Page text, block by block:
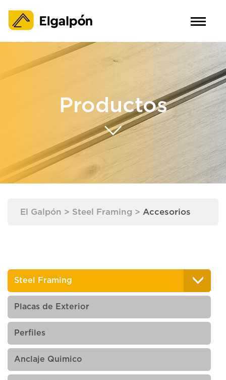
Productos
El Galpón > Steel Framing > Accesorios
Steel Framing
Placas de Exterior
Perfiles
Anclaje Quimico